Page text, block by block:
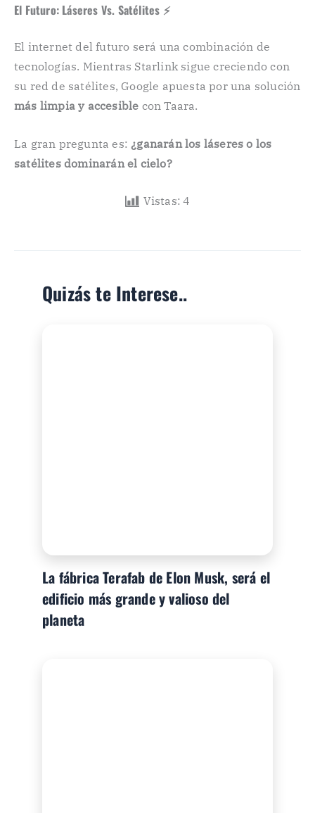
El Futuro: Láseres Vs. Satélites ⚡
El internet del futuro será una combinación de
tecnologías. Mientras Starlink sigue creciendo con
su red de satélites, Google apuesta por una solución
más limpia y accesible con Taara.
La gran pregunta es: ¿ganarán los láseres o los
satélites dominarán el cielo?
Vistas: 4
Quizás te Interese..
La fábrica Terafab de Elon Musk, será el
edificio más grande y valioso del
planeta